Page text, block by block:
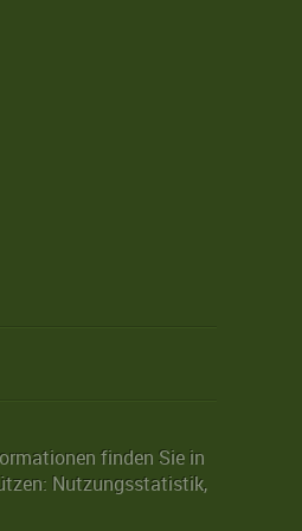
finden Sie in
Nutzungsstatistik,